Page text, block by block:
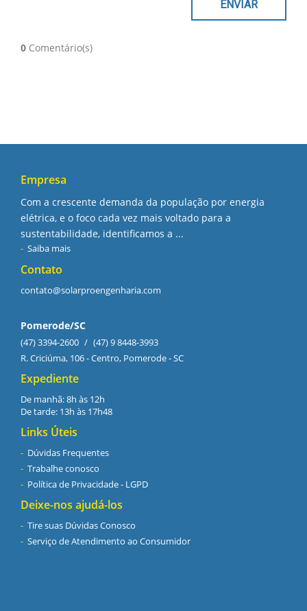
0 Comentário(s)
Empresa
Com a crescente demanda da população por energia
elétrica, e o foco cada vez mais voltado para a
sustentabilidade, identificamos a ...
Saiba mais
Contato
contato@solarproengenharia.com
Pomerode/SC
(47) 3394-2600 / (47) 9 8448-3993
R. Criciúma, 106 - Centro, Pomerode - SC
Expediente
De manhã: 8h às 12h
De tarde: 13h às 17h48
Links Úteis
Dúvidas Frequentes
Trabalhe conosco
Política de Privacidade - LGPD
Deixe-nos ajudá-los
Tire suas Dúvidas Conosco
Serviço de Atendimento ao Consumidor